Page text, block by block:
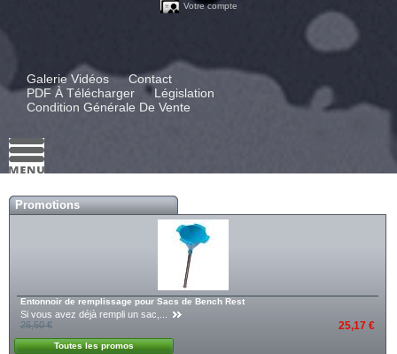
Votre compte
Galerie Vidéos
Contact
PDF À Télécharger
Législation
Condition Générale De Vente
Promotions
Entonnoir de remplissage pour Sacs de Bench Rest
Si vous avez déjà rempli un sac,...
26,50 €
25,17 €
Toutes les promos